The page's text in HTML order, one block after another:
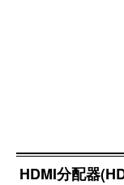
HDMI分配器